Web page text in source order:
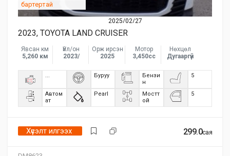
2025/02/27
бартертай
2023, TOYOTA LAND CRUISER
Явсан км
5,260 км
Үйл/он
2023/
Орж ирсэн
2025
Мотор
3,450сс
Нөхцөл
Дугааргүй
... Буруу
Бензи
н
5
Автом
ат
Pearl
Мостт
ой
5
299.0сая
Хүсэлт илгээх